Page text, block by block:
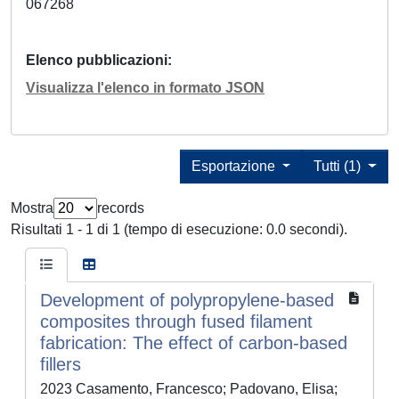
067268
Elenco pubblicazioni
Visualizza l'elenco in formato JSON
Tutti (1)
Esportazione
Mostra
records
Risultati 1 - 1 di 1 (tempo di esecuzione: 0.0 secondi).
Development of polypropylene-based
composites through fused filament
fabrication: The effect of carbon-based
fillers
2023 Casamento, Francesco; Padovano, Elisa;